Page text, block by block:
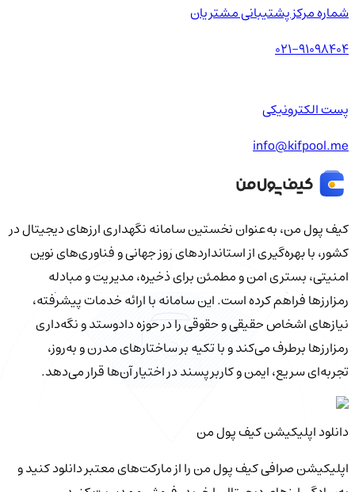
شماره مرکز پشتیبانی مشتریان
021-91098404
پست الکترونیکی
info@kifpool.me
کیف‌ پول من، به‌عنوان نخستین سامانه نگهداری ارزهای دیجیتال در
کشور، با بهره‌گیری از استانداردهای روز جهانی و فناوری‌های نوین
امنیتی، بستری امن و مطمئن برای ذخیره، مدیریت و مبادله
رمزارزها فراهم کرده است. این سامانه با ارائه خدمات پیشرفته،
نیازهای اشخاص حقیقی و حقوقی را در حوزه دادوستد و نگه‌داری
رمزارزها برطرف می‌کند و با تکیه بر ساختارهای مدرن و به‌روز،
تجربه‌ای سریع، ایمن و کاربرپسند در اختیار آن‌ها قرار می‌دهد.
دانلود اپلیکیشن کیف‌ پول من
اپلیکیشن صرافی کیف پول من را از مارکت‌های معتبر دانلود کنید و